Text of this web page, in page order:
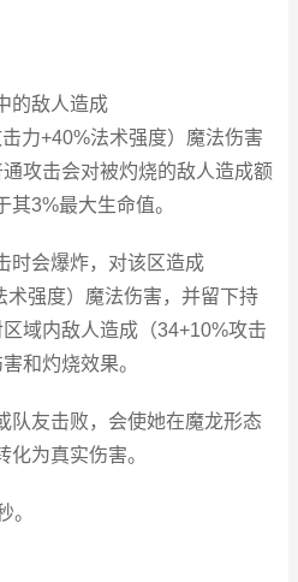
的敌人造成
力+40%法术强度）魔法伤害
攻击会对被灼烧的敌人造成额
3%最大生命值。
时会爆炸，对该区造成
术强度）魔法伤害，并留下持
域内敌人造成（34+10%攻击
和灼烧效果。
队友击败，会使她在魔龙形态
为真实伤害。
。